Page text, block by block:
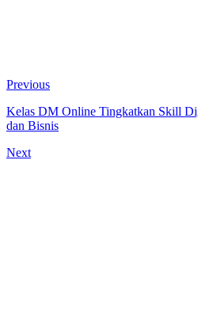
Previous
Kelas DM Online Tingkatkan Skill
dan Bisnis
Next